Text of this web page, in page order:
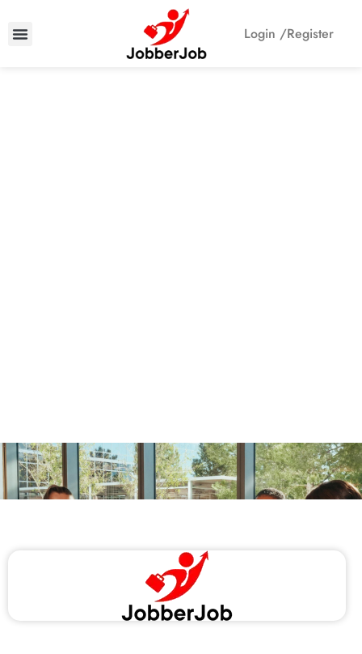
Login /Register